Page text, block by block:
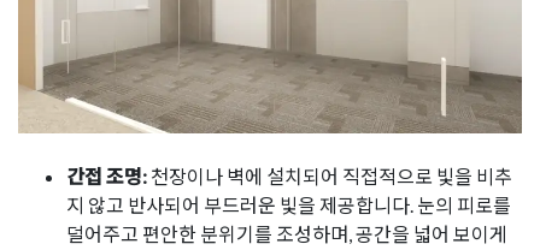
간접 조명: 천장이나 벽에 설치되어 직접적으로 빛을 비추
지 않고 반사되어 부드러운 빛을 제공합니다. 눈의 피로를
덜어주고 편안한 분위기를 조성하며, 공간을 넓어 보이게